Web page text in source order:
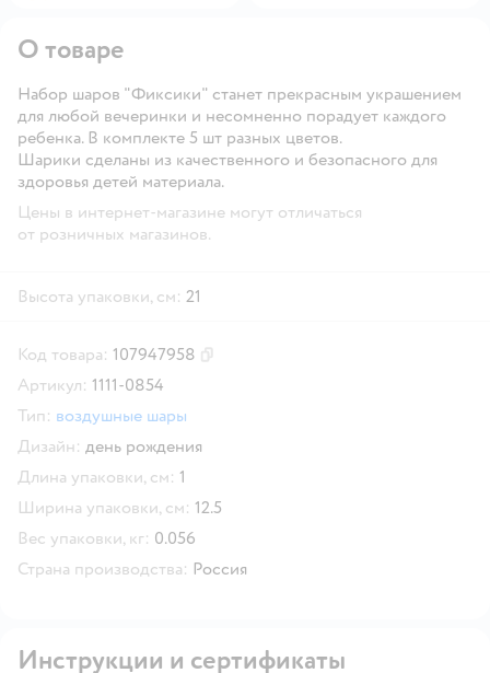
О товаре
Набор шаров "Фиксики" станет прекрасным украшением
для любой вечеринки и несомненно порадует каждого
ребенка. В комплекте 5 шт разных цветов.
Шарики сделаны из качественного и безопасного для
здоровья детей материала.
Цены в интернет-магазине могут отличаться
от розничных магазинов.
Высота упаковки, см: 21
Код товара: 107947958
Артикул: 1111-0854
Тип: воздушные шары
Дизайн: день рождения
Длина упаковки, см: 1
Ширина упаковки, см: 12.5
Вес упаковки, кг: 0.056
Страна производства: Россия
Инструкции и сертификаты